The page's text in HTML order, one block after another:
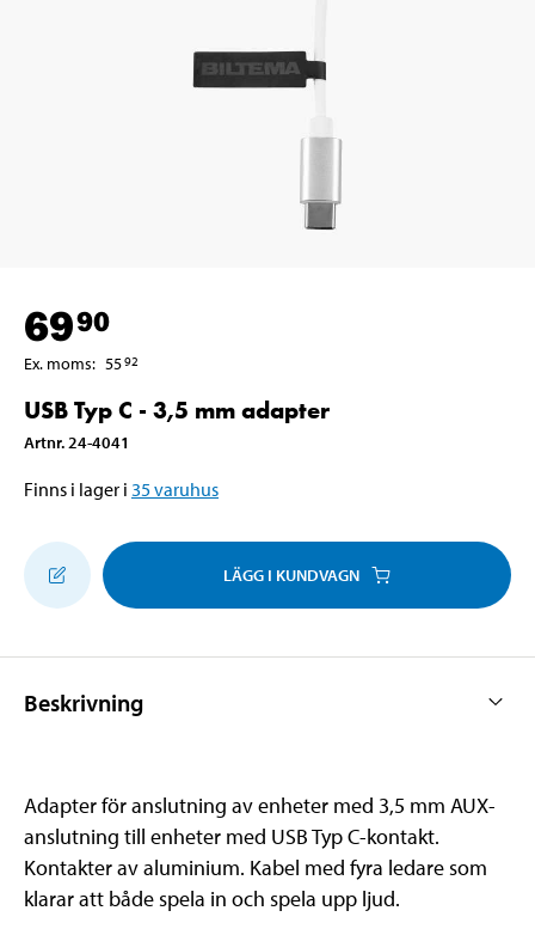
6990
Ex. moms: 5592
USB Typ C - 3,5 mm adapter
Artnr. 24-4041
Finns i lager i 35varuhus
LÄGG I KUNDVAGN
Beskrivning
Adapter för anslutning av enheter med 3,5 mm AUX-
anslutning till enheter med USB Typ C-kontakt.
Kontakter av aluminium. Kabel med fyra ledare som
klarar att både spela in och spela upp ljud.